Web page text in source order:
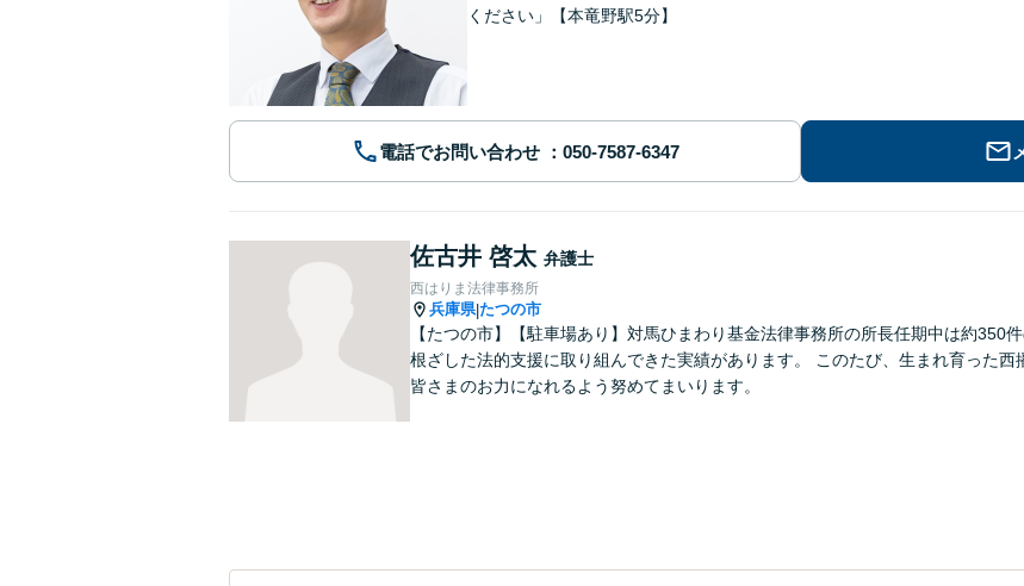
ください」【本竜野駅5分】
電話でお問い合わせ
佐古井 啓太 弁護士
西はりま法律事務所
兵庫県|たつの市
【たつの市】【駐車場あり】対馬ひまわり基金法律事務所の所長任期中は約350
根ざした法的支援に取り組んできた実績があります。 このたび、生まれ育った西
皆さまのお力になれるよう努めてまいります。